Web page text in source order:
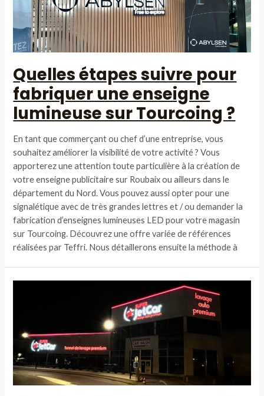
Quelles étapes suivre pour
fabriquer une enseigne
lumineuse sur Tourcoing ?
En tant que commerçant ou chef d’une entreprise, vous
souhaitez améliorer la visibilité de votre activité ? Vous
apporterez une attention toute particulière à la création de
votre enseigne publicitaire sur Roubaix ou ailleurs dans le
département du Nord. Vous pouvez aussi opter pour une
signalétique avec de très grandes lettres et / ou demander la
fabrication d’enseignes lumineuses LED pour votre magasin
sur Tourcoing. Découvrez une offre variée de références
réalisées par Teffri. Nous détaillerons ensuite la méthode à